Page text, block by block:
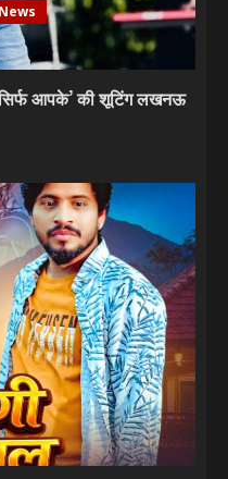
आपके’ की शूटिंग लखनऊ